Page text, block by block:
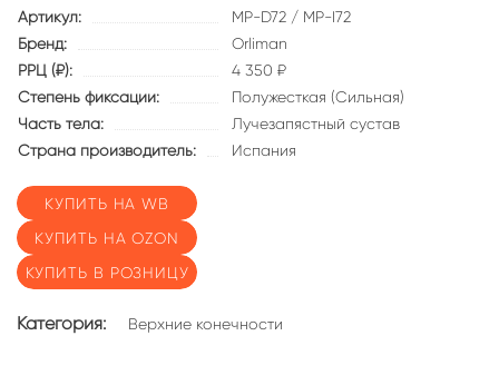
Артикул:
MP-D72 / MP-I72
Бренд:
Orliman
РРЦ (₽):
4 350 ₽
Степень фиксации:
Полужесткая (Сильная)
Часть тела:
Лучезапястный сустав
Страна производитель:
Испания
КУПИТЬ НА WB
КУПИТЬ НА OZON
КУПИТЬ В РОЗНИЦУ
Категория: Верхние конечности